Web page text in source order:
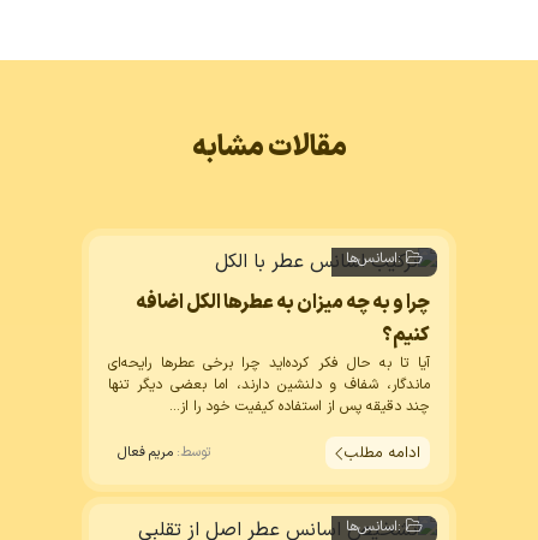
مقالات مشابه
:اسانس‌ها
چرا و به چه میزان به عطرها الکل اضافه
کنیم؟
آیا تا به حال فکر کرده‌اید چرا برخی عطرها رایحه‌ای
ماندگار، شفاف و دلنشین دارند، اما بعضی دیگر تنها
چند دقیقه پس از استفاده کیفیت خود را از...
ادامه مطلب توسط: مریم فعال
:اسانس‌ها